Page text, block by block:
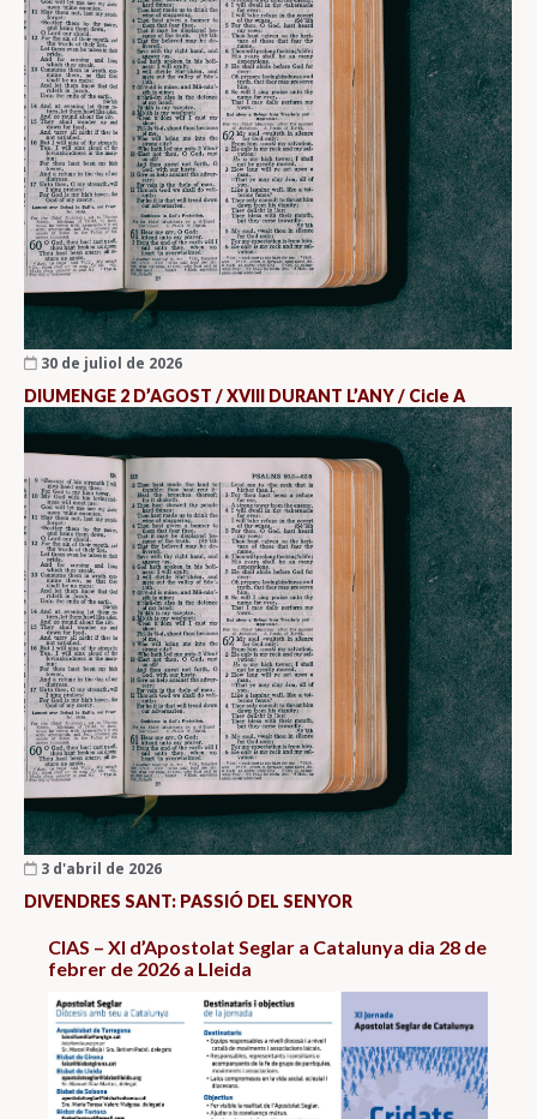
30 de juliol de 2026
DIUMENGE 2 D’AGOST / XVIII DURANT L’ANY / Cicle A
3 d'abril de 2026
DIVENDRES SANT: PASSIÓ DEL SENYOR
CIAS – XI d’Apostolat Seglar a Catalunya dia 28 de
febrer de 2026 a Lleida